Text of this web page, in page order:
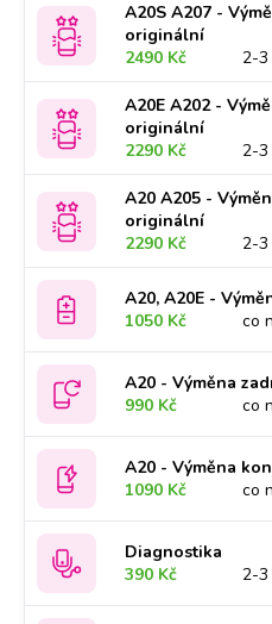
A20S A207 -
originální
2490 Kč
2-3
A20E A202 -
originální
2290 Kč
2-3
A20 A205 -
originální
2290 Kč
2-3
A20, A20E -
1050 Kč
co
A20 - Výměna
990 Kč
co
A20 - Výměna
1090 Kč
co
Diagnostika
390 Kč
2-3